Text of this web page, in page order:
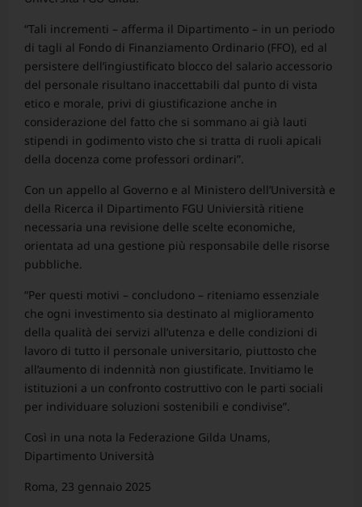
“Tali incrementi – afferma il Dipartimento – in un periodo
di tagli al Fondo di Finanziamento Ordinario (FFO), ed al
persistere dell’ingiustificato blocco del salario accessorio
del personale risultano inaccettabili dal punto di vista
etico e morale, privi di giustificazione anche in
considerazione del fatto che si sommano ai già lauti
stipendi in godimento visto che si tratta di ruoli apicali
della docenza come professori ordinari”.
Con un appello al Governo e al Ministero dell’Università e
della Ricerca il Dipartimento FGU Univiersità ritiene
necessaria una revisione delle scelte economiche,
orientata ad una gestione più responsabile delle risorse
pubbliche.
“Per questi motivi – concludono – riteniamo essenziale
che ogni investimento sia destinato al miglioramento
della qualità dei servizi all’utenza e delle condizioni di
lavoro di tutto il personale universitario, piuttosto che
all’aumento di indennità non giustificate. Invitiamo le
istituzioni a un confronto costruttivo con le parti sociali
per individuare soluzioni sostenibili e condivise”.
Così in una nota la Federazione Gilda Unams,
Dipartimento Università
Roma, 23 gennaio 2025